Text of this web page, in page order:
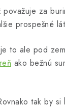
za
prospešné
to ale pod
ako bežnú
tak by